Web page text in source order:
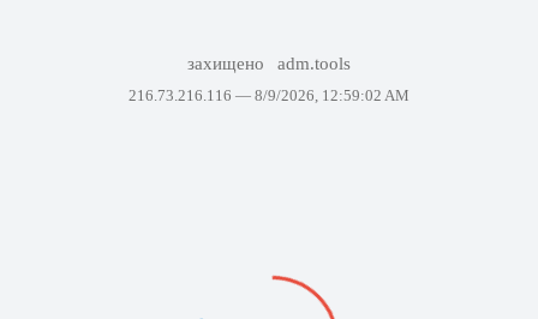
захищено adm.tools
216.73.216.116 — 8/9/2026, 12:59:02 AM